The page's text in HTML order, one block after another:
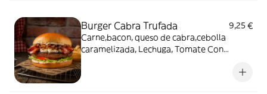
Burger Cabra Trufada
9,25 €
Carne,bacon, queso de cabra,cebolla
caramelizada, Lechuga, Tomate Con